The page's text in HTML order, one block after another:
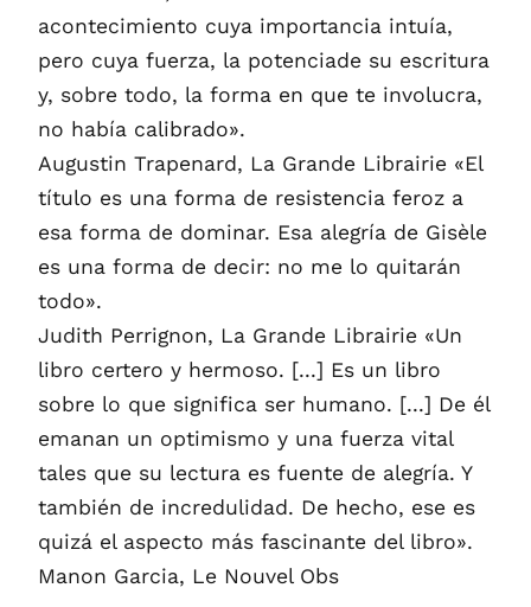
acontecimiento cuya importancia intuía,
pero cuya fuerza, la potenciade su escritura
y, sobre todo, la forma en que te involucra,
no había calibrado».
Augustin Trapenard, La Grande Librairie «El
título es una forma de resistencia feroz a
esa forma de dominar. Esa alegría de Gisèle
es una forma de decir: no me lo quitarán
todo».
Judith Perrignon, La Grande Librairie «Un
libro certero y hermoso. [...] Es un libro
sobre lo que significa ser humano. [...] De él
emanan un optimismo y una fuerza vital
tales que su lectura es fuente de alegría. Y
también de incredulidad. De hecho, ese es
quizá el aspecto más fascinante del libro».
Manon Garcia, Le Nouvel Obs